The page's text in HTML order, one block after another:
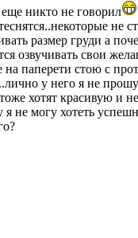
еще никто не говорил
не
размер груди а
озвучивать свои
на паперети стою с
у него я не
хотят красивую и
я не могу хотеть